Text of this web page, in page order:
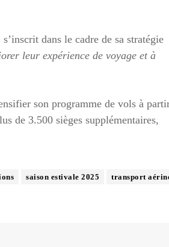
dans le cadre de sa stratégie
leur expérience de voyage et à
son programme de vols à
de 3.500 sièges supplémentaires,
saison estivale 2025 transport